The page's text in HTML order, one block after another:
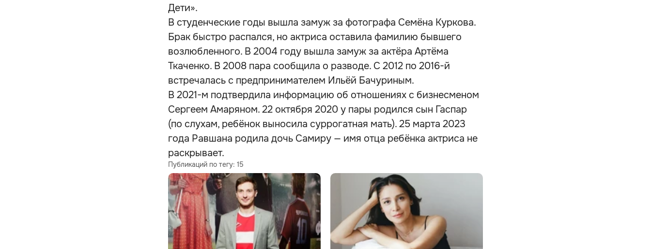
Дети».
В студенческие годы вышла замуж за фотографа Семёна Куркова.
Брак быстро распался, но актриса оставила фамилию бывшего
возлюбленного. В 2004 году вышла замуж за актёра Артёма
Ткаченко. В 2008 пара сообщила о разводе. С 2012 по 2016-й
встречалась с предпринимателем Ильёй Бачуриным.
В 2021-м подтвердила информацию об отношениях с бизнесменом
Сергеем Амаряном. 22 октября 2020 у пары родился сын Гаспар
(по слухам, ребёнок выносила суррогатная мать). 25 марта 2023
года Равшана родила дочь Самиру — имя отца ребёнка актриса не
раскрывает.
Публикаций по тегу: 15